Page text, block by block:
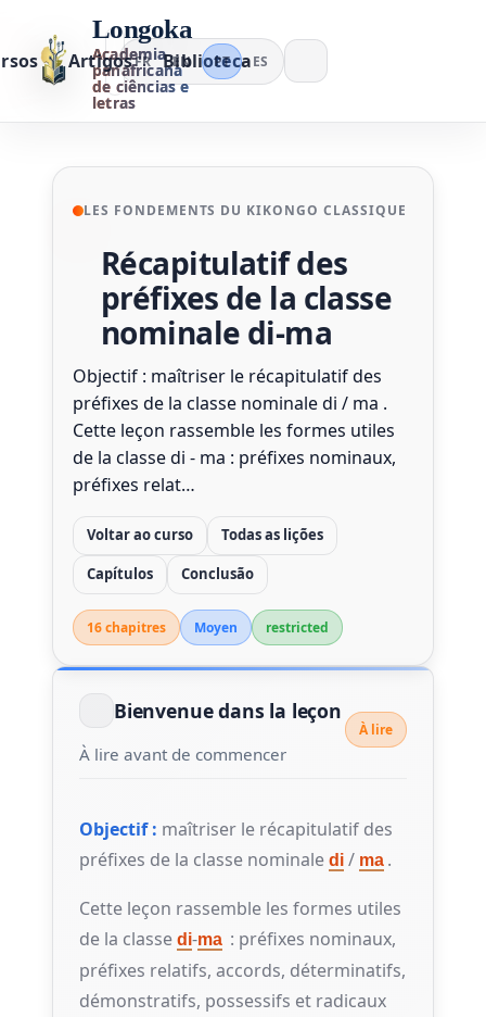
Longoka
Academia
panafricana
de ciências e
letras
Artigos Biblioteca
FR EN PT ES
LES FONDEMENTS DU KIKONGO CLASSIQUE
Récapitulatif des
préfixes de la classe
nominale di-ma
Objectif : maîtriser le récapitulatif des
préfixes de la classe nominale di / ma .
Cette leçon rassemble les formes utiles
de la classe di - ma : préfixes nominaux,
préfixes relat…
Voltar ao curso
Todas as lições
Capítulos
Conclusão
16 chapitres Moyen restricted
Bienvenue dans la leçon
À lire avant de commencer
À lire
Objectif : maîtriser le récapitulatif des
préfixes de la classe nominale di / ma .
Cette leçon rassemble les formes utiles
de la classe di-ma : préfixes nominaux,
préfixes relatifs, accords, déterminatifs,
démonstratifs, possessifs et radicaux